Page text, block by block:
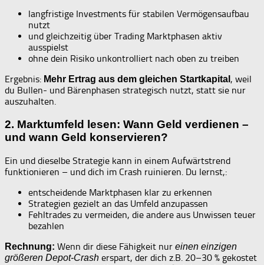
langfristige Investments für stabilen Vermögensaufbau
nutzt
und gleichzeitig über Trading Marktphasen aktiv
ausspielst
ohne dein Risiko unkontrolliert nach oben zu treiben
Ergebnis: Mehr Ertrag aus dem gleichen Startkapital , weil
du Bullen- und Bärenphasen strategisch nutzt, statt sie nur
auszuhalten.
2. Marktumfeld lesen: Wann Geld verdienen –
und wann Geld konservieren?
Ein und dieselbe Strategie kann in einem Aufwärtstrend
funktionieren – und dich im Crash ruinieren. Du lernst,:
entscheidende Marktphasen klar zu erkennen
Strategien gezielt an das Umfeld anzupassen
Fehltrades zu vermeiden, die andere aus Unwissen teuer
bezahlen
Rechnung: Wenn dir diese Fähigkeit nur einen einzigen
größeren Depot-Crash erspart, der dich z.B. 20–30 % gekostet